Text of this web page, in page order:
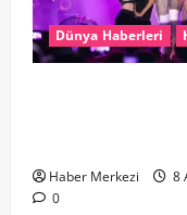
Dünya Haberleri
Haber Merkezi
8
0